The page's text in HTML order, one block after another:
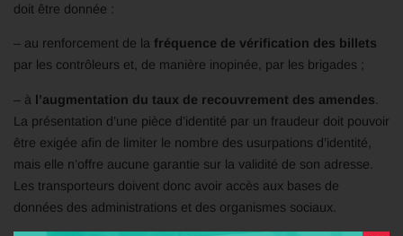
doit être donnée :
– au renforcement de la fréquence de vérification des billets
par les contrôleurs et, de manière inopinée, par les brigades ;
– à l’augmentation du taux de recouvrement des amendes
La présentation d’une pièce d’identité par un fraudeur doit pouvoir
être exigée afin de limiter le nombre des usurpations d’identité,
mais elle n’offre aucune garantie sur la validité de son adresse.
Les transporteurs doivent donc avoir accès aux bases de
données des administrations et des organismes sociaux.